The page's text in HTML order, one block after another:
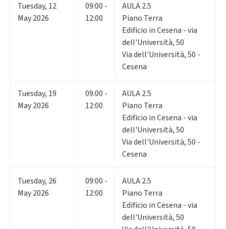
Tuesday, 12
May 2026
09:00 -
12:00
AULA 2.5
Piano Terra
Edificio in Cesena - via
dell'Università, 50
Via dell'Università, 50 -
Cesena
Tuesday, 19
May 2026
09:00 -
12:00
AULA 2.5
Piano Terra
Edificio in Cesena - via
dell'Università, 50
Via dell'Università, 50 -
Cesena
Tuesday, 26
May 2026
09:00 -
12:00
AULA 2.5
Piano Terra
Edificio in Cesena - via
dell'Università, 50